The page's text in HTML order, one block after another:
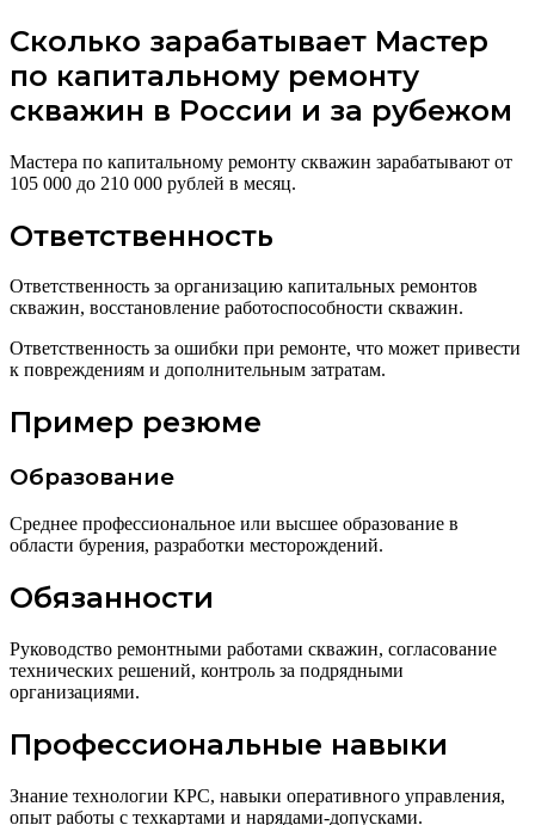
Сколько зарабатывает Мастер
по капитальному ремонту
скважин в России и за рубежом
Мастера по капитальному ремонту скважин зарабатывают от
105 000 до 210 000 рублей в месяц.
Ответственность
Ответственность за организацию капитальных ремонтов
скважин, восстановление работоспособности скважин.
Ответственность за ошибки при ремонте, что может привести
к повреждениям и дополнительным затратам.
Пример резюме
Образование
Среднее профессиональное или высшее образование в
области бурения, разработки месторождений.
Обязанности
Руководство ремонтными работами скважин, согласование
технических решений, контроль за подрядными
организациями.
Профессиональные навыки
Знание технологии КРС, навыки оперативного управления,
опыт работы с техкартами и нарядами-допусками.